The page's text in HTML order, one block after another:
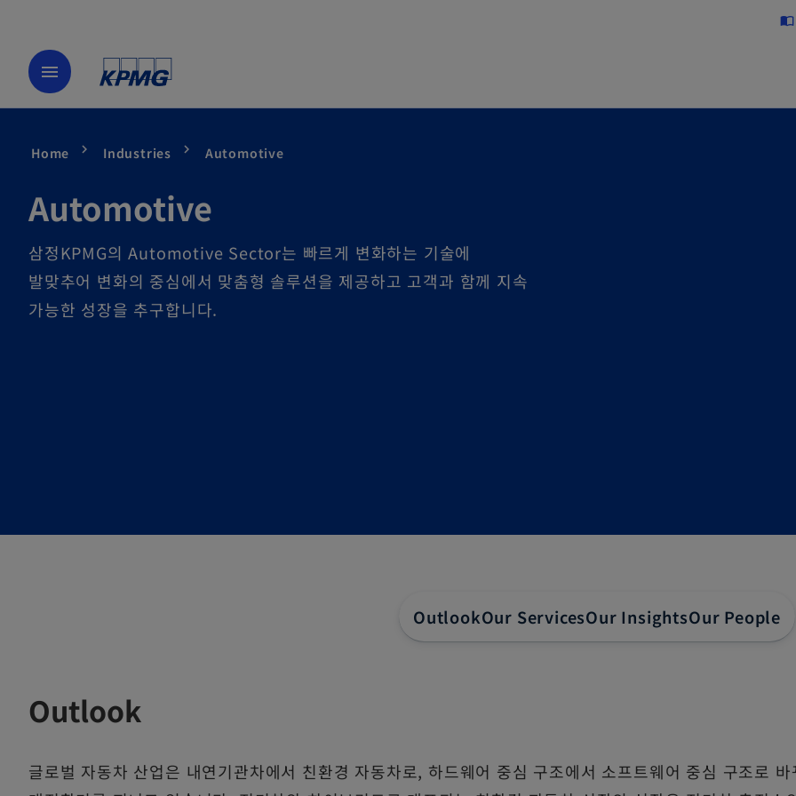
import_contacts
menu
Home Industries Automotive
Automotive
삼정KPMG의 Automotive Sector는 빠르게 변화하는 기술에
발맞추어 변화의 중심에서 맞춤형 솔루션을 제공하고 고객과 함께 지속
가능한 성장을 추구합니다.
OutlookOur ServicesOur InsightsOur People
Outlook
글로벌 자동차 산업은 내연기관차에서 친환경 자동차로, 하드웨어 중심 구조에서 소프트웨어 중심 구조로 바